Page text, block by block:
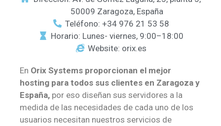
50009 Zaragoza, España
Teléfono: +34 976 21 53 58
Horario: Lunes- viernes, 9:00–18:00
Website: orix.es
En Orix Systems proporcionan el mejor
hosting para todos sus clientes en Zaragoza y
España, por eso diseñan sus servidores a la
medida de las necesidades de cada uno de los
usuarios necesitan nuestros servicios de